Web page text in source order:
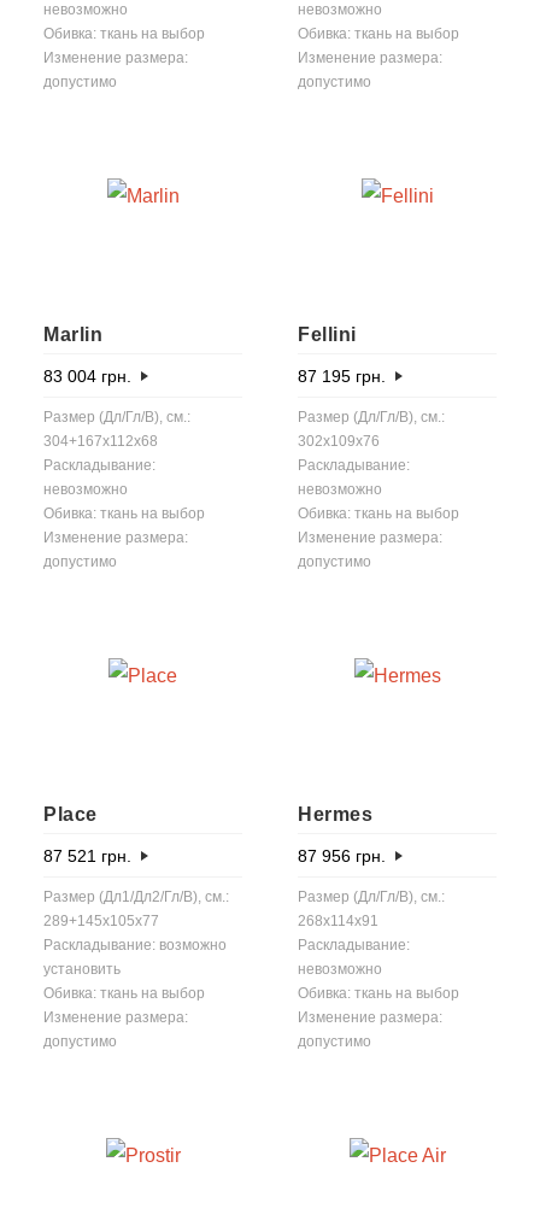
невозможно
Обивка: ткань на выбор
Изменение размера:
допустимо
невозможно
Обивка: ткань на выбор
Изменение размера:
допустимо
Marlin
83 004 грн.
Размер (Дл/Гл/В), см.:
304+167x112x68
Раскладывание:
невозможно
Обивка: ткань на выбор
Изменение размера:
допустимо
Fellini
87 195 грн.
Размер (Дл/Гл/В), см.:
302x109x76
Раскладывание:
невозможно
Обивка: ткань на выбор
Изменение размера:
допустимо
Place
87 521 грн.
Размер (Дл1/Дл2/Гл/В), см.:
289+145x105x77
Раскладывание: возможно
установить
Обивка: ткань на выбор
Изменение размера:
допустимо
Hermes
87 956 грн.
Размер (Дл/Гл/В), см.:
268x114x91
Раскладывание:
невозможно
Обивка: ткань на выбор
Изменение размера:
допустимо